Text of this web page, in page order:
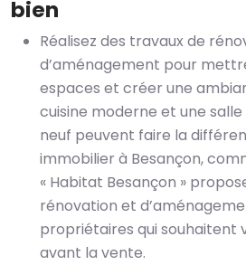
bien
Réalisez des travaux de
d’aménagement pour
espaces et créer une
cuisine moderne et une
neuf peuvent faire la
immobilier à Besançon,
« Habitat Besançon »
rénovation et
propriétaires qui souhaitent
avant la vente.